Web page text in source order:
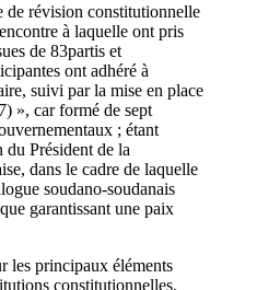
de révision constitutionnelle
à laquelle ont pris
de 83partis et
ont adhéré à
suivi par la mise en place
», car formé de sept
; étant
du Président de la
dans le cadre de laquelle
soudano-soudanais
garantissant une paix
les principaux éléments
constitutionnelles,